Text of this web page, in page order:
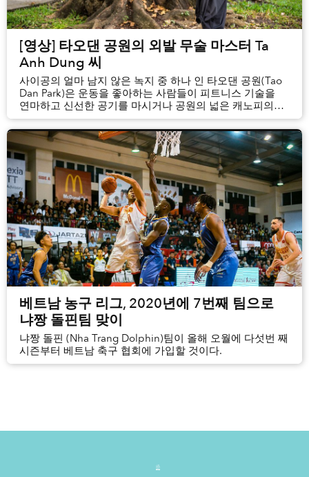
[영상] 타오댄 공원의 외발 무술 마스터 Ta
Anh Dung 씨
사이공의 얼마 남지 않은 녹지 중 하나 인 타오댄 공원(Tao
Dan Park)은 운동을 좋아하는 사람들이 피트니스 기술을
연마하고 신선한 공기를 마시거나 공원의 넓은 캐노피의
시원함을 즐길 수 있는 장소이다.
베트남 농구 리그, 2020년에 7번째 팀으로
냐짱 돌핀팀 맞이
냐짱 돌핀 (Nha Trang Dolphin)팀이 올해 오월에 다섯번 째
시즌부터 베트남 축구 협회에 가입할 것이다.